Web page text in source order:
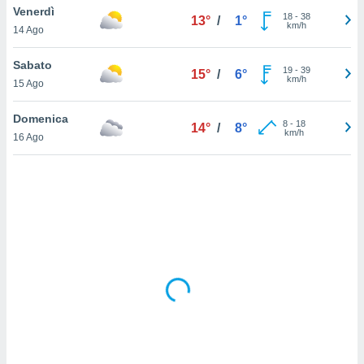
cookie
in
Venerdì
14 Ago
13° / 1° 18- 38
km/h
Sabato
15 Ago
15° / 6° 19- 39
km/h
Domenica
16 Ago
14° / 8° 8- 18
km/h